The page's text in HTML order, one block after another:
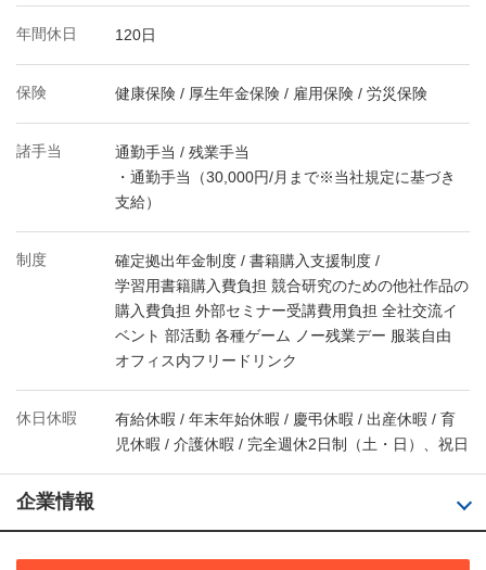
年間休日 120日
保険 健康保険 / 厚生年金保険 / 雇用保険 / 労災保険
諸手当
通勤手当 / 残業手当
・通勤手当（30,000円/月まで※当社規定に基づき
支給）
制度
確定拠出年金制度 / 書籍購入支援制度 /
学習用書籍購入費負担 競合研究のための他社作品の
購入費負担 外部セミナー受講費用負担 全社交流イ
ベント 部活動 各種ゲーム ノー残業デー 服装自由
オフィス内フリードリンク
休日休暇
有給休暇 / 年末年始休暇 / 慶弔休暇 / 出産休暇 / 育
児休暇 / 介護休暇 / 完全週休2日制（土・日）、祝日
企業情報